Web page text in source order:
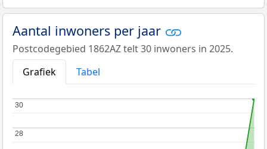
Aantal inwoners per jaar
Postcodegebied 1862AZ telt 30 inwoners in 2025.
Grafiek
Tabel
28
28
30
30